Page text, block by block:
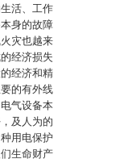
活、工作
身的故障
灾也越来
经济损失
经济和精
的有外线
气设备本
及人为的
用电保护
生命财产